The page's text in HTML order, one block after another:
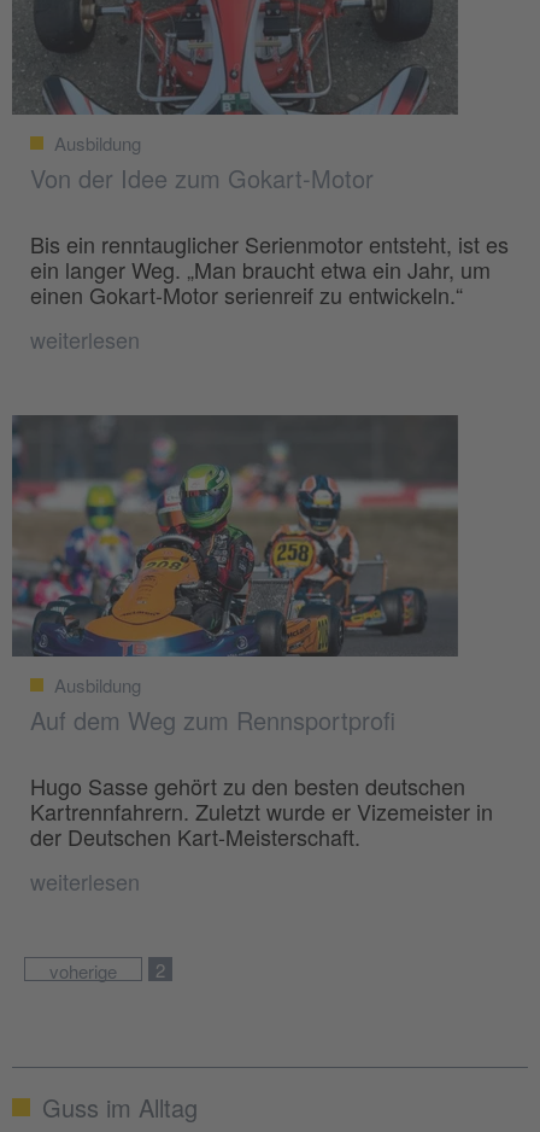
Ausbildung
Von der Idee zum Gokart-Motor
Bis ein renntauglicher Serienmotor entsteht, ist es
ein langer Weg. „Man braucht etwa ein Jahr, um
einen Gokart-Motor serienreif zu entwickeln.“
weiterlesen
Ausbildung
Auf dem Weg zum Rennsportprofi
Hugo Sasse gehört zu den besten deutschen
Kartrennfahrern. Zuletzt wurde er Vizemeister in
der Deutschen Kart-Meisterschaft.
weiterlesen
voherige 2
Guss im Alltag